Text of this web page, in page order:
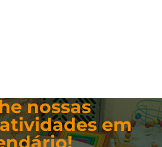
nossas
em